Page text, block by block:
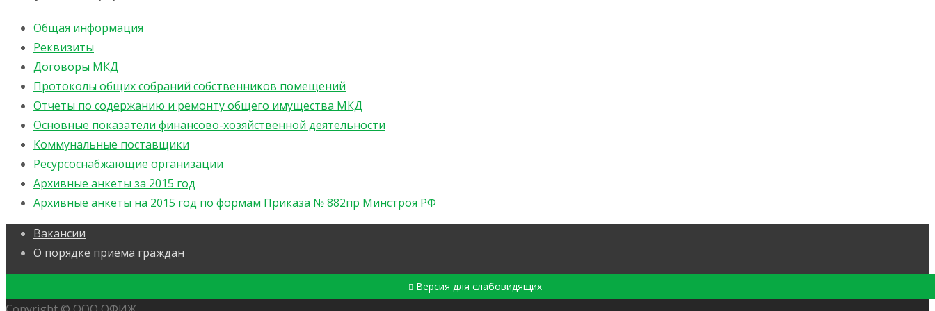
Общая информация
Реквизиты
Договоры МКД
Протоколы общих собраний собственников помещений
Отчеты по содержанию и ремонту общего имущества МКД
Основные показатели финансово-хозяйственной деятельности
Коммунальные поставщики
Ресурсоснабжающие организации
Архивные анкеты за 2015 год
Архивные анкеты на 2015 год по формам Приказа № 882пр Минстроя РФ
Вакансии
О порядке приема граждан
Версия для слабовидящих